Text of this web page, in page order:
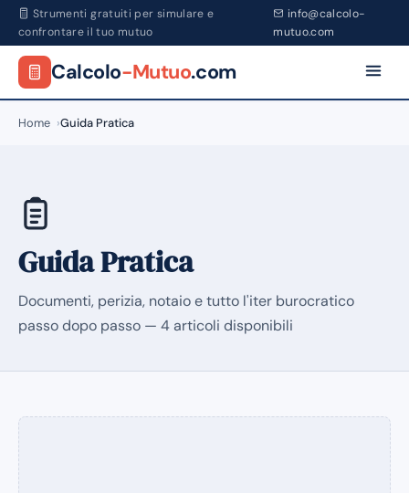
Strumenti gratuiti per simulare e
confrontare il tuo mutuo
info@calcolo-
mutuo.com
Calcolo-Mutuo.com
Home Guida Pratica
Guida Pratica
Documenti, perizia, notaio e tutto l'iter burocratico
passo dopo passo — 4 articoli disponibili